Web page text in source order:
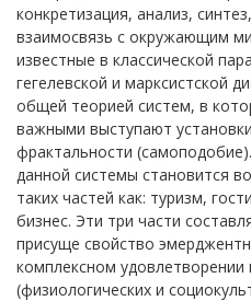
конкретизация, анализ,
взаимосвязь с окружающим
известные в классической
гегелевской и марксистской
общей теорией систем, в
важными выступают
фрактальности
данной системы становится
таких частей как: туризм,
бизнес. Эти три части
присуще свойство
комплексном удовлетворении
(физиологических и